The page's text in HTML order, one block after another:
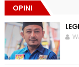
OPINI